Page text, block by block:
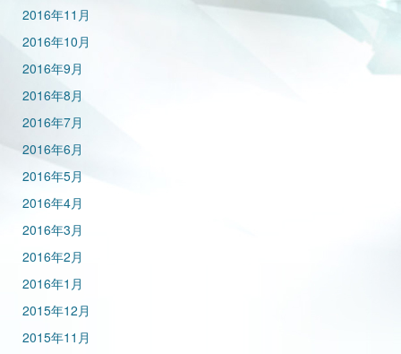
2016年11月
2016年10月
2016年9月
2016年8月
2016年7月
2016年6月
2016年5月
2016年4月
2016年3月
2016年2月
2016年1月
2015年12月
2015年11月